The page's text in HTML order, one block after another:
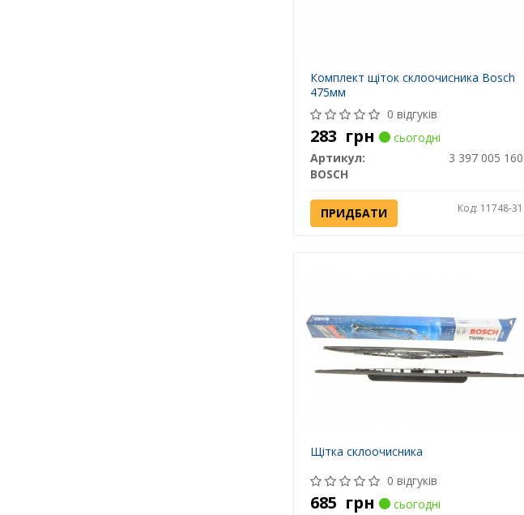
Комплект щіток склоочисника Bosch
475мм
0 відгуків
283 грн
сьогодні
Артикул:
3 397 005 160
BOSCH
ПРИДБАТИ Код: 11748-31
Щітка склоочисника
0 відгуків
685 грн
сьогодні